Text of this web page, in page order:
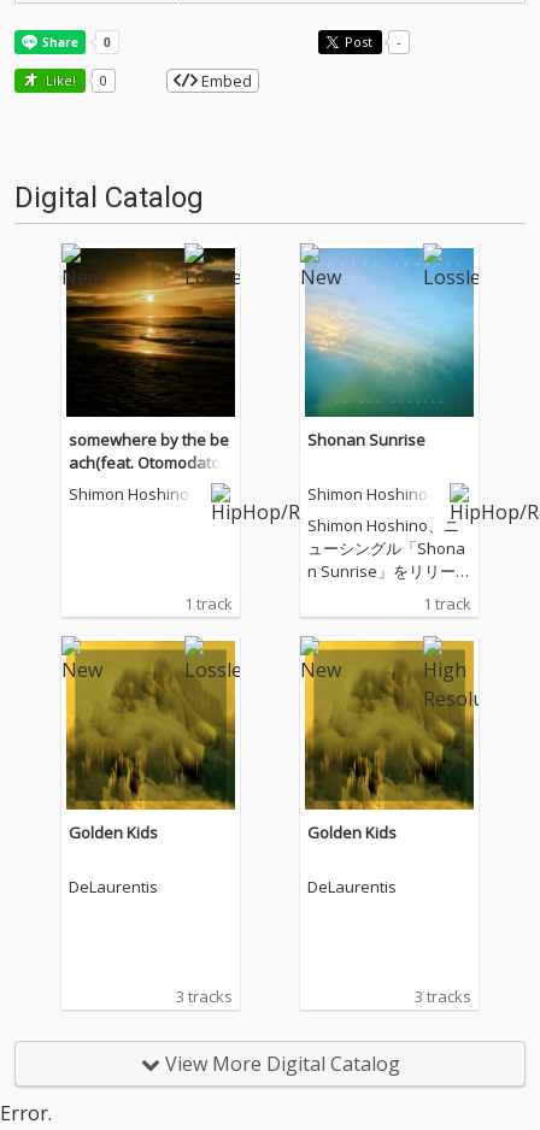
Post -
Like! 0 Embed
Digital Catalog
somewhere by the be
ach(feat. Otomodatch
i)
Shimon Hoshino
1 track
Shonan Sunrise
Shimon Hoshino
Shimon Hoshino、ニ
ューシングル「Shona
n Sunrise」をリリー
ルを提案する文化商業
施設「湘南T-SITE」の
公式コンセプトアルバ
ムからの先行配信シン
グルカット。 湘南T-SIT
Eの朝の訪れを描いた
「Shonan Sunrise」
は、湘南の朝に差し込
むやわらかな陽光や潮
風、そして穏やかな海
の空気を繊細な音で紡
1 track
Golden Kids
DeLaurentis
3 tracks
Golden Kids
DeLaurentis
3 tracks
View More Digital Catalog
Error.